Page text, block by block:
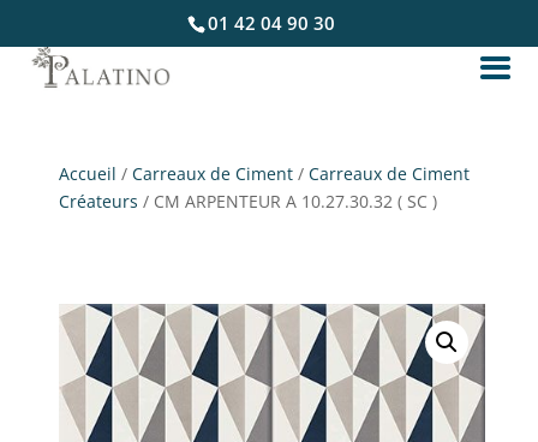
01 42 04 90 30
Accueil /Carreaux de Ciment /Carreaux de Ciment
Créateurs / CM ARPENTEUR A 10.27.30.32 ( SC )